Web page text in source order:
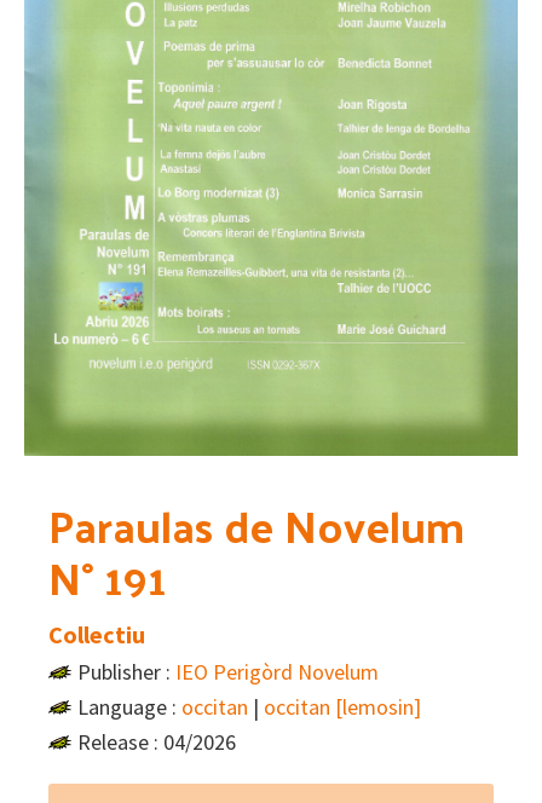
Paraulas de Novelum
N° 191
Collectiu
Publisher : IEO Perigòrd Novelum
Language : occitan | occitan [lemosin]
Release : 04/2026